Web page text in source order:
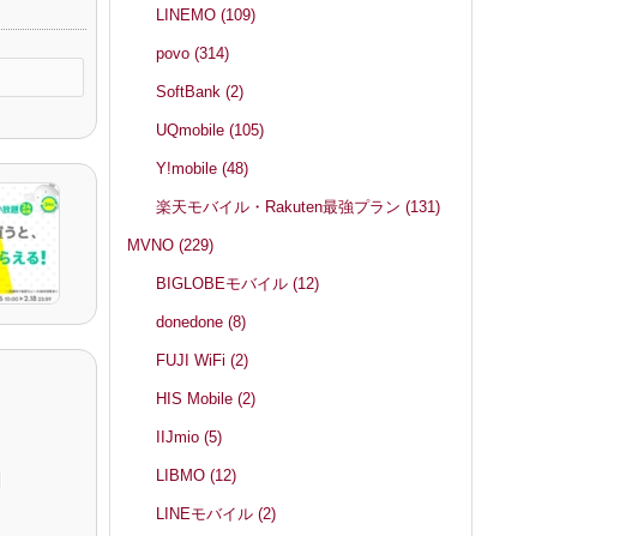
LINEMO(109)
povo(314)
SoftBank(2)
UQmobile(105)
Y!mobile(48)
楽天モバイル・Rakuten最強プラン(131)
MVNO (229)
BIGLOBEモバイル(12)
donedone(8)
FUJI WiFi(2)
HIS Mobile(2)
IIJmio(5)
LIBMO(12)
LINEモバイル(2)